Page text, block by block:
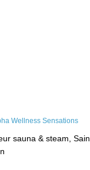
sauna & steam,